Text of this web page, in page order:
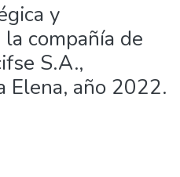
y
compañía de
S.A.,
Elena, año 2022.